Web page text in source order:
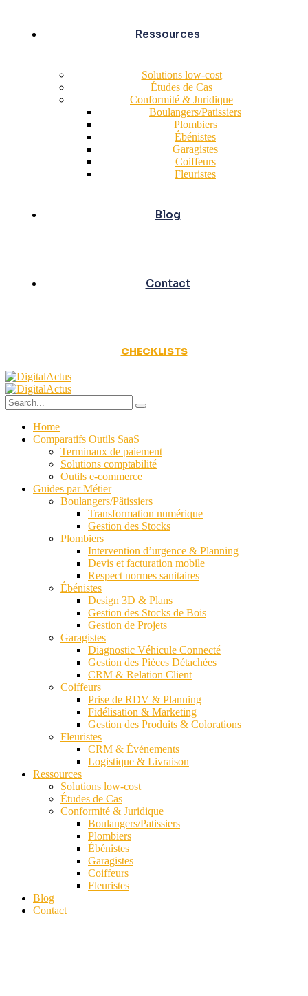
Ressources
Solutions low-cost
Études de Cas
Conformité & Juridique
Boulangers/Patissiers
Plombiers
Ébénistes
Garagistes
Coiffeurs
Fleuristes
Blog
Contact
CHECKLISTS
Home
Comparatifs Outils SaaS
Terminaux de paiement
Solutions comptabilité
Outils e-commerce
Guides par Métier
Boulangers/Pâtissiers
Transformation numérique
Gestion des Stocks
Plombiers
Intervention d’urgence & Planning
Devis et facturation mobile
Respect normes sanitaires
Ébénistes
Design 3D & Plans
Gestion des Stocks de Bois
Gestion de Projets
Garagistes
Diagnostic Véhicule Connecté
Gestion des Pièces Détachées
CRM & Relation Client
Coiffeurs
Prise de RDV & Planning
Fidélisation & Marketing
Gestion des Produits & Colorations
Fleuristes
CRM & Événements
Logistique & Livraison
Ressources
Solutions low-cost
Études de Cas
Conformité & Juridique
Boulangers/Patissiers
Plombiers
Ébénistes
Garagistes
Coiffeurs
Fleuristes
Blog
Contact